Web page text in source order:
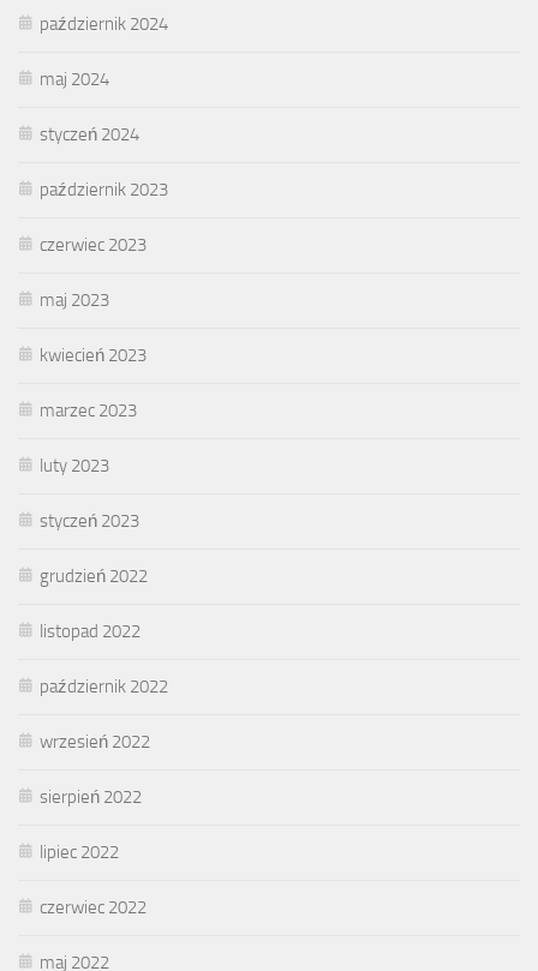
październik 2024
maj 2024
styczeń 2024
październik 2023
czerwiec 2023
maj 2023
kwiecień 2023
marzec 2023
luty 2023
styczeń 2023
grudzień 2022
listopad 2022
październik 2022
wrzesień 2022
sierpień 2022
lipiec 2022
czerwiec 2022
maj 2022